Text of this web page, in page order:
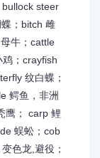
steer
；bitch 雌
牛；cattle
；crayfish
纹白蝶；
鳄鱼，非洲
鹰； carp 鲤
蜈蚣；cob
色龙,避役；